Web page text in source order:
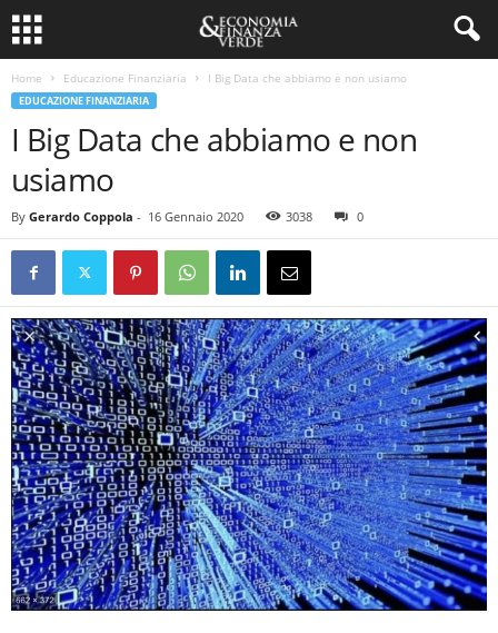
Home Educazione Finanziaria I Big Data che abbiamo e non usiamo
EDUCAZIONE FINANZIARIA
I Big Data che abbiamo e non
usiamo
By Gerardo Coppola - 16 Gennaio 2020 3038 0